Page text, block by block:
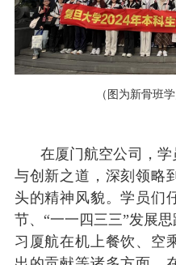
（ 图为新骨班
在厦门航空公司，
与创新之道，深刻领略
头的精神风貌。学员们
节、 “一一四三三”发展
习厦航在机上餐饮、空